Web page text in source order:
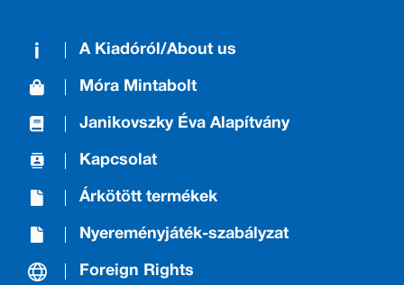
A Kiadóról/About us
Móra Mintabolt
Janikovszky Éva Alapítvány
Kapcsolat
Árkötött termékek
Nyereményjáték-szabályzat
Foreign Rights